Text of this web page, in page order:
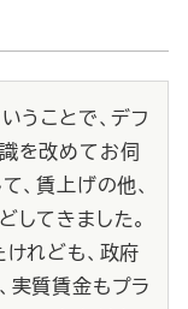
うことで、デフ
を改めてお伺
、賃上げの他、
してきました。
れども、政府
実質賃金もプラ